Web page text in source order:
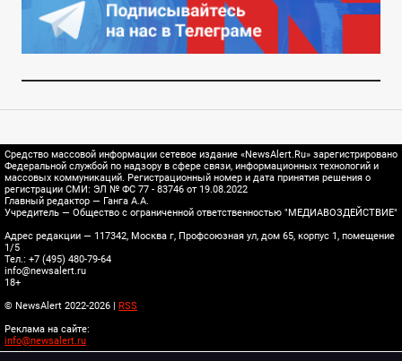
Средство массовой информации сетевое издание «NewsAlert.Ru» зарегистрировано
Федеральной службой по надзору в сфере связи, информационных технологий и
массовых коммуникаций. Регистрационный номер и дата принятия решения о
регистрации СМИ: ЭЛ № ФС 77 - 83746 от 19.08.2022
Главный редактор — Ганга А.А.
Учредитель — Общество с ограниченной ответственностью "МЕДИАВОЗДЕЙСТВИЕ"
Адрес редакции — 117342, Москва г, Профсоюзная ул, дом 65, корпус 1, помещение
1/5
Тел.: +7 (495) 480-79-64
info@newsalert.ru
18+
© NewsAlert 2022-2026 | RSS
Реклама на сайте:
info@newsalert.ru